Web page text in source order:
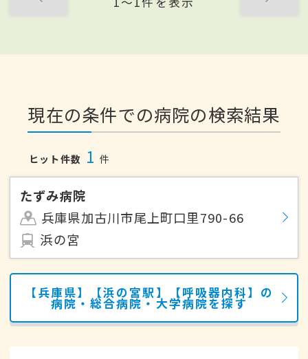
現在の条件での病院の検索結果
ヒット件数 1 件
たずみ病院
兵庫県加古川市尾上町口里790-66
浜の宮
【兵庫県】【浜の宮駅】【呼吸器内科】の
病院・総合病院・大学病院を探す